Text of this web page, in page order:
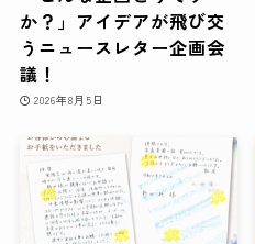
か？」アイデアが飛び交
うニュースレター企画会
議！
2026年8月5日